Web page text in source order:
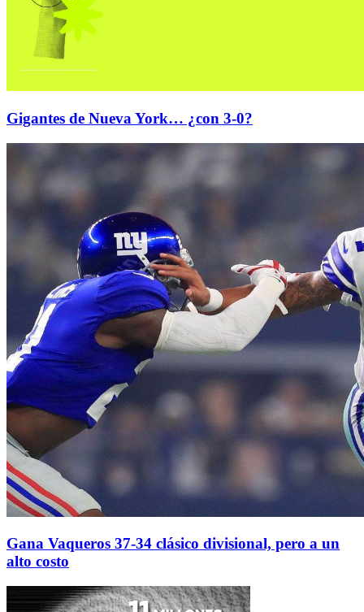
Gigantes de Nueva York… ¿con 3-0?
Gana Vaqueros 37-34 clásico divisional, pero a un
alto costo